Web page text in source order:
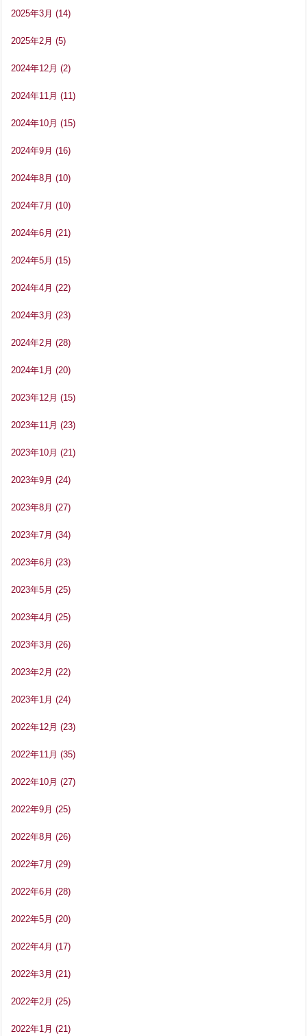
2025年3月 (14)
2025年2月 (5)
2024年12月 (2)
2024年11月 (11)
2024年10月 (15)
2024年9月 (16)
2024年8月 (10)
2024年7月 (10)
2024年6月 (21)
2024年5月 (15)
2024年4月 (22)
2024年3月 (23)
2024年2月 (28)
2024年1月 (20)
2023年12月 (15)
2023年11月 (23)
2023年10月 (21)
2023年9月 (24)
2023年8月 (27)
2023年7月 (34)
2023年6月 (23)
2023年5月 (25)
2023年4月 (25)
2023年3月 (26)
2023年2月 (22)
2023年1月 (24)
2022年12月 (23)
2022年11月 (35)
2022年10月 (27)
2022年9月 (25)
2022年8月 (26)
2022年7月 (29)
2022年6月 (28)
2022年5月 (20)
2022年4月 (17)
2022年3月 (21)
2022年2月 (25)
2022年1月 (21)